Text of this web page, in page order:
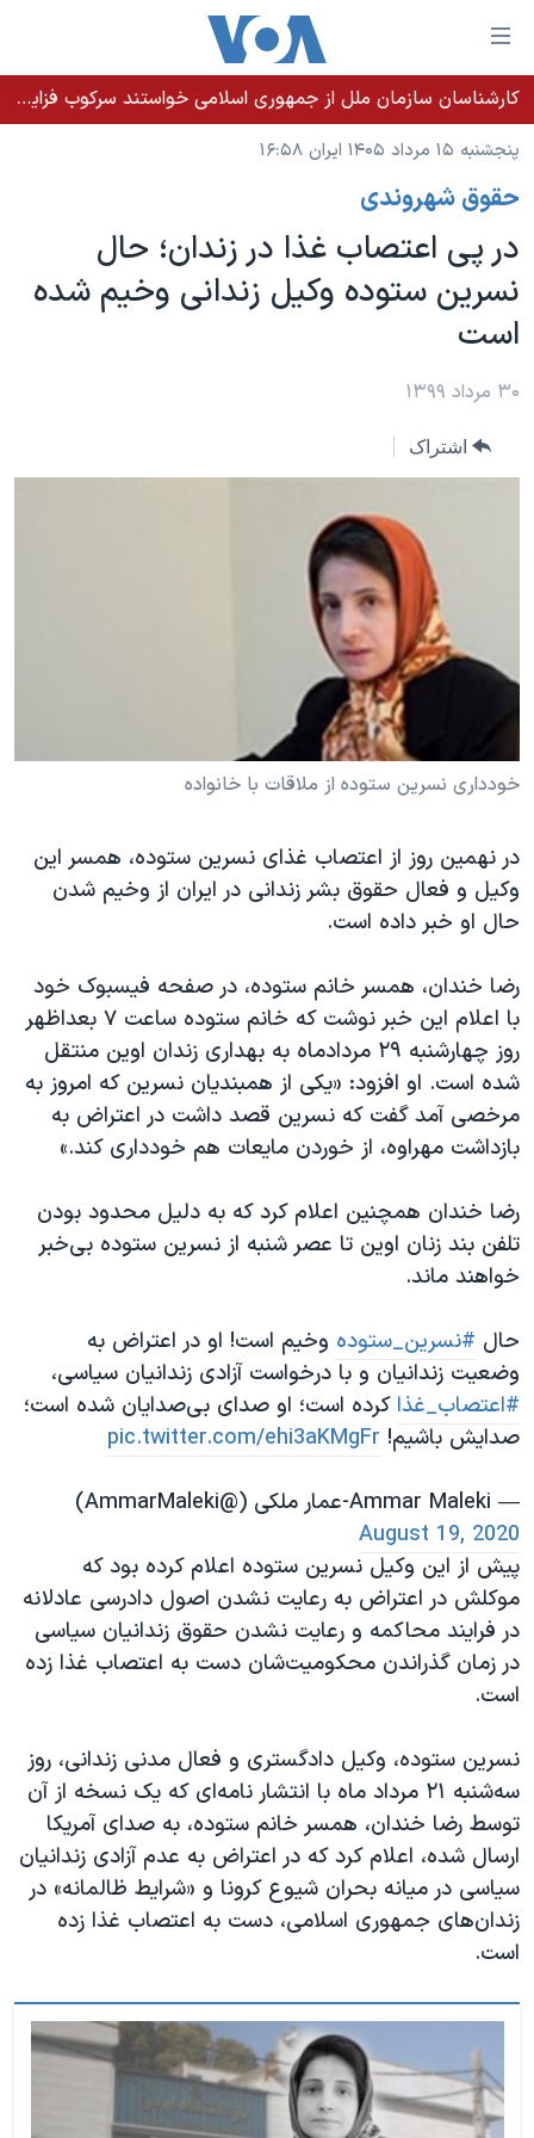
لینکهای
قابل
دسترسی
جهش
محتوای
اصلی
جهش
به
صفحه
جهش
خانه
نسخه سبک وب‌سایت
موضوع ها
ایران
آمریکا
جهان
ورزشی
فرهنگ و زندگی
حقوق شهروندی
اقتصادی
علم و فناوری
اسرائیل در جنگ
برنامه های تلویزیونی
جدول برنامه ها
صفحه‌های ویژه
جام جهانی ۲۰۲۶
بایگانی برنامه‌های تلویزیونی
انتخابات ریاست جمهوری آمریکا ۲۰۲۴
حمله جمهوری اسلامی به اسرائیل
ورزش زنان در ایران
اعتراضات زن، زندگی، آزادی
تریبونال مردمی آبان ۹۸
دادگاه حمید نوری
قانون شفافیت دارائی کادر رهبری ایران
اعتراضات مردمی آبان ۹۸
اسرائیل در جنگ
نرگس محمدی برنده جایزه نوبل صلح
همایش محافظه‌کاران آمریکا «سی‌پک»
صفحه‌های ویژه
سفر پرزیدنت ترامپ به چین
فرکانس‌های صدای آمریکا
پخش رادیویی
زبانهای مختلف
کارشناسان سازمان ملل از جمهوری اسلامی خواستند سرکوب فزاینده اقلیت‌های قومی را متوقف کند
پنجشنبه ۱۵ مرداد ۱۴۰۵ ایران ۱۶:۵۸
حقوق شهروندی
در پی اعتصاب غذا در زندان؛ حال
نسرین ستوده وکیل زندانی وخیم شده
است
۳۰ مرداد ۱۳۹۹
اشتراک
خودداری نسرین ستوده از ملاقات با خانواده
در نهمین روز از اعتصاب غذای نسرین ستوده، همسر این
وکیل و فعال حقوق بشر زندانی در ایران از وخیم شدن
حال او خبر داده است.
رضا خندان، همسر خانم ستوده، در صفحه فیسبوک خود
با اعلام این خبر نوشت که خانم ستوده ساعت ۷ بعداظهر
روز چهارشنبه ۲۹ مردادماه به بهداری زندان اوین منتقل
شده است. او افزود: «یکی از همبندیان نسرین که امروز به
مرخصی آمد گفت که نسرین قصد داشت در اعتراض به
بازداشت مهراوه، از خوردن مایعات هم خودداری کند.»
رضا خندان همچنین اعلام کرد که به دلیل محدود بودن
تلفن بند زنان اوین تا عصر شنبه از نسرین ستوده بی‌خبر
خواهند ماند.
حال #نسرین_ستوده وخیم است! او در اعتراض به
وضعیت زندانیان و با درخواست آزادی زندانیان سیاسی،
#اعتصاب_غذا کرده است؛ او صدای بی‌صدایان شده است؛
صدایش باشیم! pic.twitter.com/ehi3aKMgFr
— Ammar Maleki-عمار ملکی (@AmmarMaleki)
August 19, 2020
پیش از این وکیل نسرین ستوده اعلام کرده بود که
موکلش در اعتراض به رعایت نشدن اصول دادرسی عادلانه
در فرایند محاکمه و رعایت نشدن حقوق زندانیان سیاسی
در زمان گذراندن محکومیت‌شان دست به اعتصاب غذا زده
است.
نسرین ستوده، وکیل دادگستری و فعال مدنی زندانی، روز
سه‌شنبه ۲۱ مرداد ماه با انتشار نامه‌ای که یک نسخه از آن
توسط رضا خندان، همسر خانم ستوده، به صدای آمریکا
ارسال شده، اعلام کرد که در اعتراض به عدم آزادی زندانیان
سیاسی در میانه بحران شیوع کرونا و «شرایط ظالمانه» در
زندان‌های جمهوری اسلامی، دست به اعتصاب غذا زده
است.